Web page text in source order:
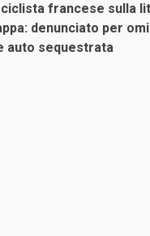
francese sulla
denunciato per
auto sequestrata